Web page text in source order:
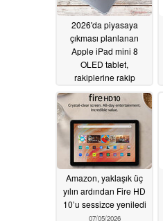
2026'da piyasaya
çıkması planlanan
Apple iPad mini 8
OLED tablet,
rakiplerine rakip
olmayacak07/14/2026
Amazon, yaklaşık üç
yılın ardından Fire HD
10’u sessizce yeniledi
07/05/2026